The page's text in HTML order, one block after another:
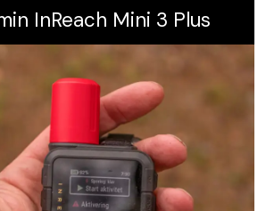
InReach Mini 3 Plus